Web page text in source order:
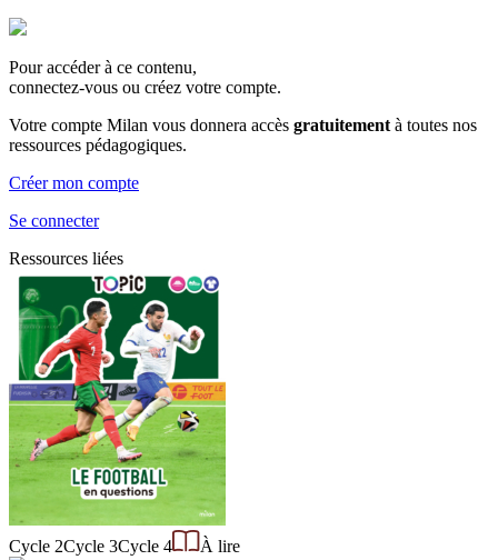
Pour accéder à ce contenu,
connectez-vous ou créez votre compte.
Votre compte Milan vous donnera accès gratuitement à toutes nos
ressources pédagogiques.
Créer mon compte
Se connecter
Ressources liées
Cycle 2Cycle 3Cycle 4 À lire